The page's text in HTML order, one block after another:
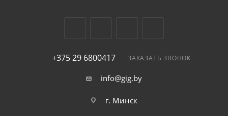
+375 29 6800417 ЗАКАЗАТЬ ЗВОНОК
info@gig.by
г. Минск